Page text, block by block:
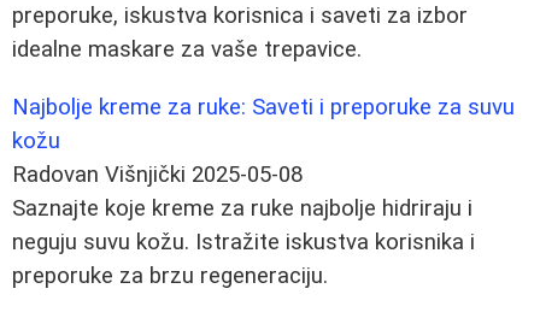
preporuke, iskustva korisnica i saveti za izbor
idealne maskare za vaše trepavice.
Najbolje kreme za ruke: Saveti i preporuke za suvu
kožu
Radovan Višnjički 2025-05-08
Saznajte koje kreme za ruke najbolje hidriraju i
neguju suvu kožu. Istražite iskustva korisnika i
preporuke za brzu regeneraciju.